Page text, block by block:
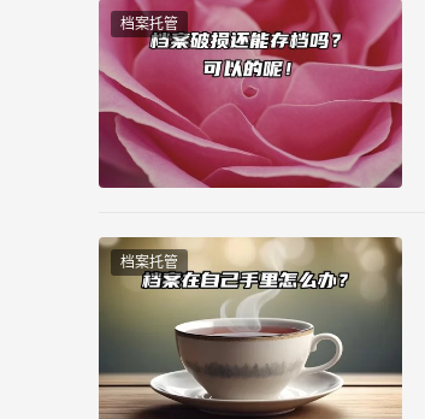
档案托管
档案托管